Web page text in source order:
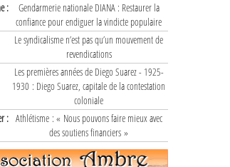
:
Gendarmerie nationale DIANA : Restaurer la
confiance pour endiguer la vindicte populaire
Le syndicalisme n’est pas qu’un mouvement de
revendications
Les premières années de Diego Suarez - 1925-
1930 : Diego Suarez, capitale de la contestation
coloniale
: Athlétisme : « Nous pouvons faire mieux avec
des soutiens financiers »